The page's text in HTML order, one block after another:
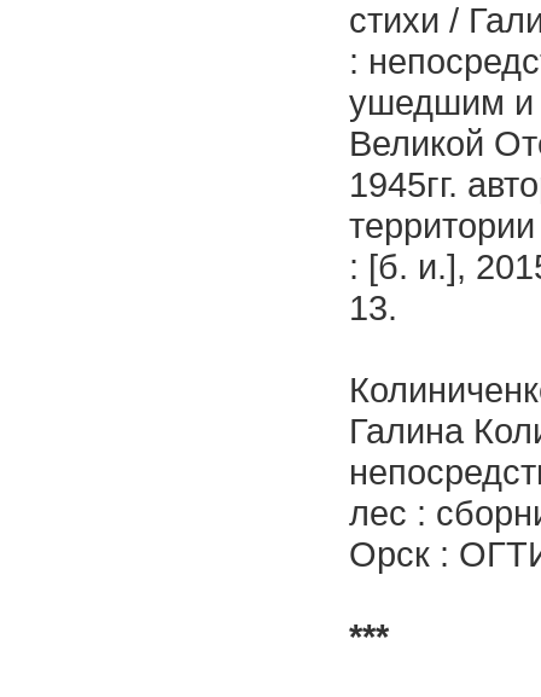
стихи /
:
ушедшим и
Великой
1945гг.
: [б. и.],
13.
Галина
лес :
Орск :
***